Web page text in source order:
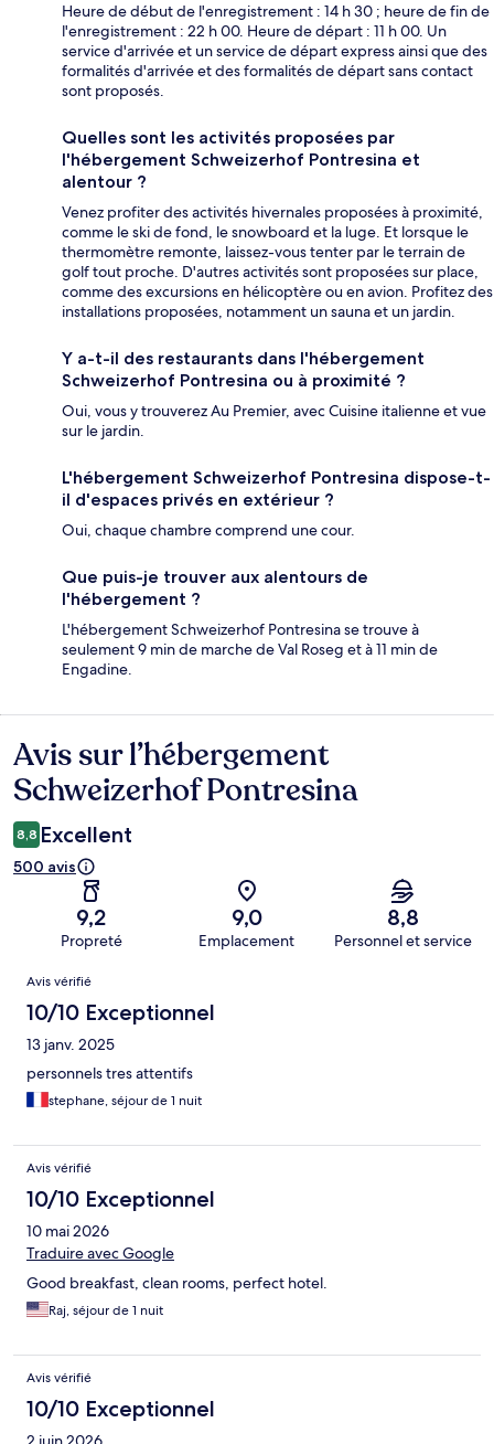
Heure de début de l'enregistrement : 14 h 30 ; heure de fin de
l'enregistrement : 22 h 00. Heure de départ : 11 h 00. Un
service d'arrivée et un service de départ express ainsi que des
formalités d'arrivée et des formalités de départ sans contact
sont proposés.
Quelles sont les activités proposées par
l'hébergement Schweizerhof Pontresina et
alentour ?
Venez profiter des activités hivernales proposées à proximité,
comme le ski de fond, le snowboard et la luge. Et lorsque le
thermomètre remonte, laissez-vous tenter par le terrain de
golf tout proche. D'autres activités sont proposées sur place,
comme des excursions en hélicoptère ou en avion. Profitez des
installations proposées, notamment un sauna et un jardin.
Y a-t-il des restaurants dans l'hébergement
Schweizerhof Pontresina ou à proximité ?
Oui, vous y trouverez Au Premier, avec Cuisine italienne et vue
sur le jardin.
L'hébergement Schweizerhof Pontresina dispose-t-
il d'espaces privés en extérieur ?
Oui, chaque chambre comprend une cour.
Que puis-je trouver aux alentours de
l'hébergement ?
L'hébergement Schweizerhof Pontresina se trouve à
seulement 9 min de marche de Val Roseg et à 11 min de
Engadine.
Avis
Avis sur l’hébergement
Schweizerhof Pontresina
8,8 Excellent
500 avis
9,2
Propreté
9,0
Emplacement
8,8
Personnel et service
Avis
Avis vérifié
10/10 Exceptionnel
13 janv. 2025
personnels tres attentifs
stephane, séjour de 1 nuit
Avis vérifié
10/10 Exceptionnel
10 mai 2026
Traduire avec Google
Good breakfast, clean rooms, perfect hotel.
Raj, séjour de 1 nuit
Avis vérifié
10/10 Exceptionnel